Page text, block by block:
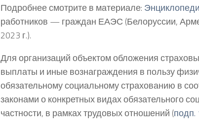
Подробнее смотрите в материале:
работников — граждан ЕАЭС (Белоруссии,
2023 г.).
Для организаций объектом обложения
выплаты и иные вознаграждения в пользу
обязательному социальному страхованию в
законами о конкретных видах обязательного
частности, в рамках трудовых отношений (подп.